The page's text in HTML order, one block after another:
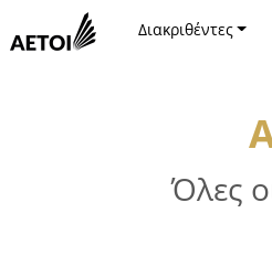
Διακριθέντες
Όλες